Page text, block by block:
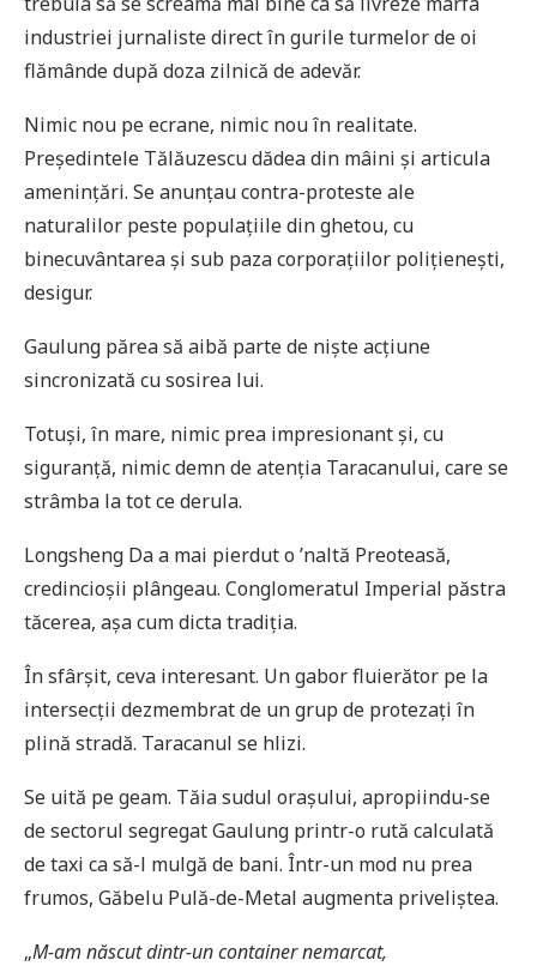
industriei jurnaliste direct în gurile turmelor de oi
flămânde după doza zilnică de adevăr.
Nimic nou pe ecrane, nimic nou în realitate.
Președintele Tălăuzescu dădea din mâini și articula
amenințări. Se anunțau contra-proteste ale
naturalilor peste populațiile din ghetou, cu
binecuvântarea și sub paza corporațiilor polițienești,
desigur.
Gaulung părea să aibă parte de niște acțiune
sincronizată cu sosirea lui.
Totuși, în mare, nimic prea impresionant și, cu
siguranță, nimic demn de atenția Taracanului, care se
strâmba la tot ce derula.
Longsheng Da a mai pierdut o ’naltă Preoteasă,
credincioșii plângeau. Conglomeratul Imperial păstra
tăcerea, așa cum dicta tradiția.
În sfârșit, ceva interesant. Un gabor fluierător pe la
intersecții dezmembrat de un grup de protezați în
plină stradă. Taracanul se hlizi.
Se uită pe geam. Tăia sudul orașului, apropiindu-se
de sectorul segregat Gaulung printr-o rută calculată
de taxi ca să-l mulgă de bani. Într-un mod nu prea
frumos, Găbelu Pulă-de-Metal augmenta priveliștea.
„M-am născut dintr-un container nemarcat,